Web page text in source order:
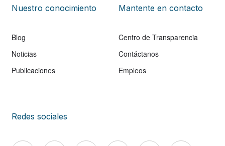
Nuestro conocimiento
Blog
Noticias
Publicaciones
Mantente en contacto
Centro de Transparencia
Contáctanos
Empleos
Redes sociales